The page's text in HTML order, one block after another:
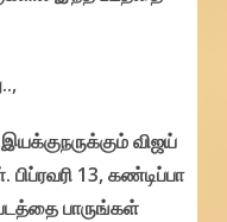
விஜய்
13, கண்டிப்பா
பாருங்கள்